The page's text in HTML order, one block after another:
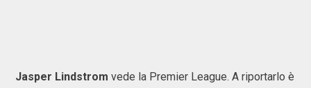
Jasper Lindstrom vede la Premier League. A riportarlo è